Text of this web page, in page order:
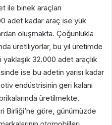
ile binek araçları
adet kadar araç ise yük
oluşmakta. Çoğunlukla
üretiliyorlar, bu yıl üretimde
yaklaşık 32.000 adet araçlık
ise bu adetin yarısı kadar
endüstrisinin geri kalanı
üretilmekte.
Birliği’ne göre, günümüzde